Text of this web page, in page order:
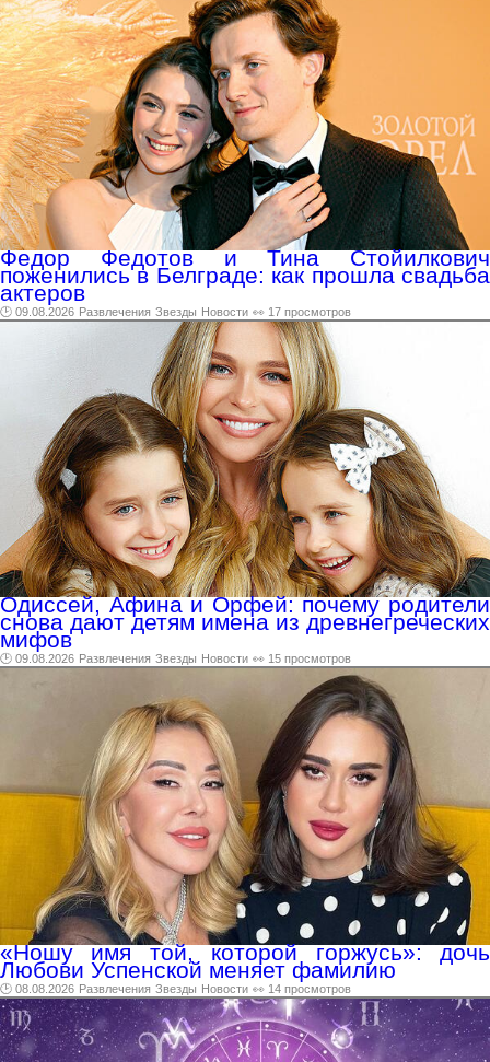
Федор Федотов и Тина Стойилкович
поженились в Белграде: как прошла свадьба
актеров
🕑 09.08.2026 Развлечения Звезды Новости 👀 17 просмотров
Одиссей, Афина и Орфей: почему родители
снова дают детям имена из древнегреческих
мифов
🕑 09.08.2026 Развлечения Звезды Новости 👀 15 просмотров
«Ношу имя той, которой горжусь»: дочь
Любови Успенской меняет фамилию
🕑 08.08.2026 Развлечения Звезды Новости 👀 14 просмотров